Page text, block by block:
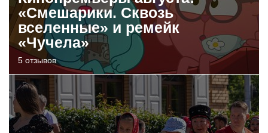
«Смешарики. Сквозь
вселенные» и ремейк
«Чучела»
5 отзывов